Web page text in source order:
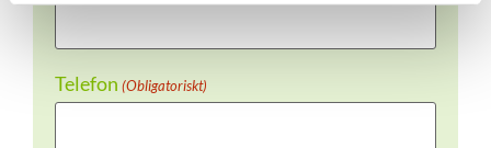
Telefon (Obligatoriskt)